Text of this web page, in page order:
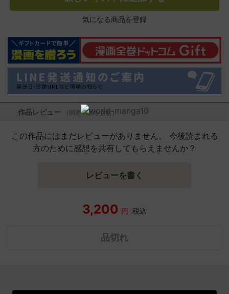
気になる商品を登録
作品レビュー （関連商品を含む）
この作品にはまだレビューがありません。 今後読まれる
方のために感想を共有してもらえませんか？
レビューを書く
3,200 円 税込
品切れ